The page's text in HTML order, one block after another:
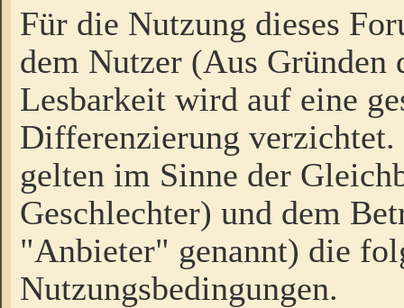
Für die Nutzung dieses
dem Nutzer (Aus Gründen
Lesbarkeit wird auf eine
Differenzierung
gelten im Sinne der
Geschlechter) und dem
"Anbieter" genannt) die
Nutzungsbedingungen.